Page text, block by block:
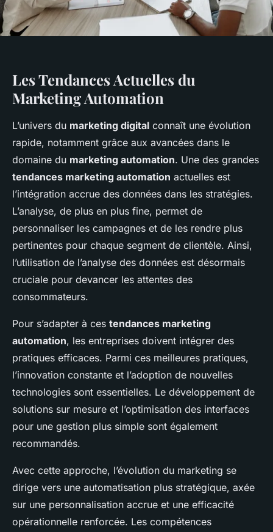
Les Tendances Actuelles du
Marketing Automation
L’univers du marketing digital connaît une évolution
rapide, notamment grâce aux avancées dans le
domaine du marketing automation. Une des grandes
tendances marketing automation actuelles est
l’intégration accrue des données dans les stratégies.
L’analyse, de plus en plus fine, permet de
personnaliser les campagnes et de les rendre plus
pertinentes pour chaque segment de clientèle. Ainsi,
l’utilisation de l’analyse des données est désormais
cruciale pour devancer les attentes des
consommateurs.
Pour s’adapter à ces tendances marketing
automation, les entreprises doivent intégrer des
pratiques efficaces. Parmi ces meilleures pratiques,
l’innovation constante et l’adoption de nouvelles
technologies sont essentielles. Le développement de
solutions sur mesure et l’optimisation des interfaces
pour une gestion plus simple sont également
recommandés.
Avec cette approche, l’évolution du marketing se
dirige vers une automatisation plus stratégique, axée
sur une personnalisation accrue et une efficacité
opérationnelle renforcée. Les compétences